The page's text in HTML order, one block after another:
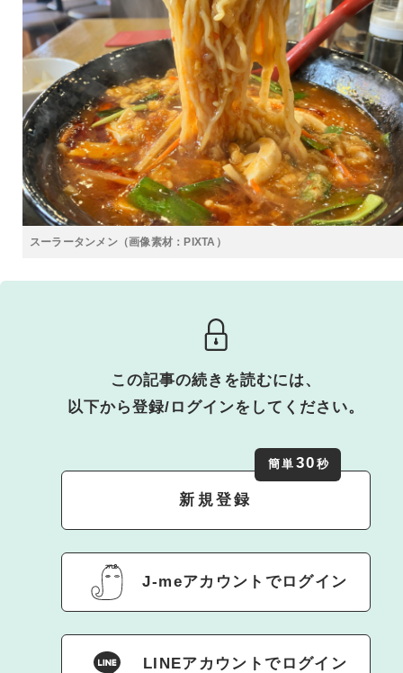
スーラータンメン（画像素材：PIXTA）
この記事の続きを読むには、
以下から登録/ログインをしてください。
新規登録
簡単 30 秒
J-meアカウントでログイン
LINEアカウントでログイン